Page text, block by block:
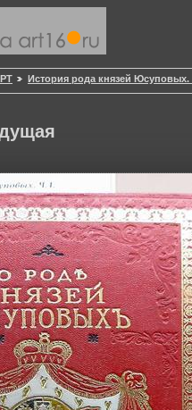
История рода князей